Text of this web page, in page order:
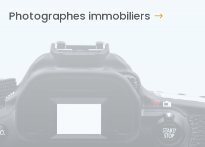
Photographes immobiliers